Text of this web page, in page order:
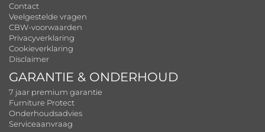
Contact
Veelgestelde vragen
CBW-voorwaarden
Privacyverklaring
Cookieverklaring
Disclaimer
GARANTIE & ONDERHOUD
7 jaar premium garantie
Furniture Protect
Onderhoudsadvies
Serviceaanvraag